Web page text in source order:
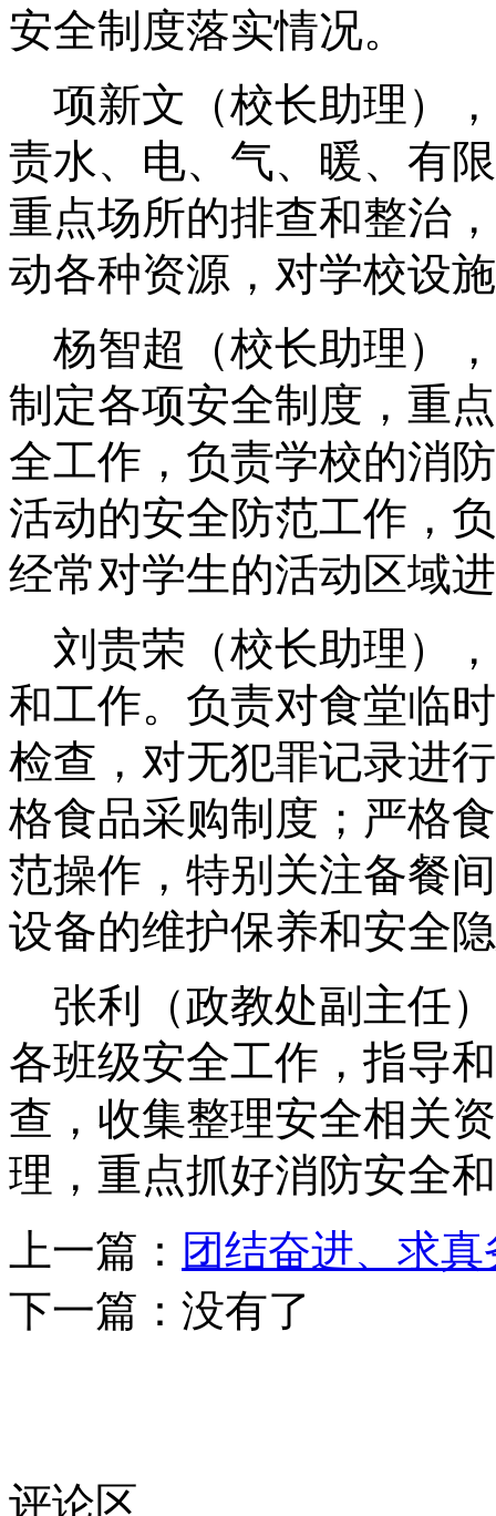
安全制度落实情况。
项新文 （校长助理 ）
责水、电、气、暖、有
重点场所的排查和整治 ，
动各种资源，对学校设
杨智超
（校长助理 ）
，
制定各项安全制度， 重
全工作，负责学校的消
活动的安全防范工作，
经常对学生的活动区域
刘贵荣 （校长助理 ）
和工作。 负责对食堂临
检查，对无犯罪记录进
格食品采购制度 ； 严格
范操作 ，特别关注备餐
设备的维护保养和安全
张利（政教处副主任
各班级安全工作，指导
查，收集整理安全相关
理，重点抓好消防安全
上一篇： 团结奋进、求
下一篇： 没有了
评论区